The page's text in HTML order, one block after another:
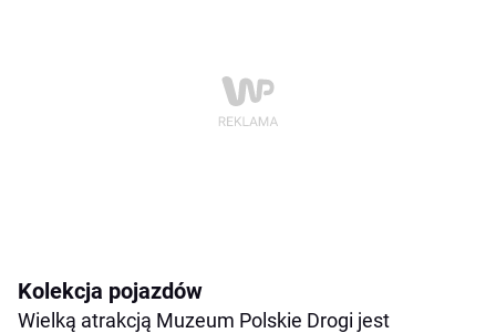
Kolekcja pojazdów
Wielką atrakcją Muzeum Polskie Drogi jest